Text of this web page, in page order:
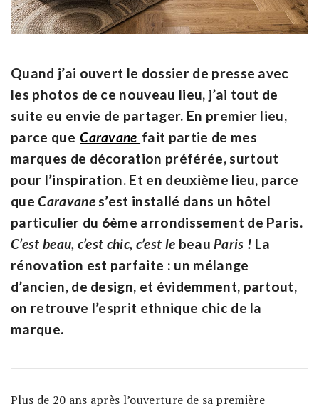
Quand j’ai ouvert le dossier de presse avec
les photos de ce nouveau lieu, j’ai tout de
suite eu envie de partager. En premier lieu,
parce que Caravane fait partie de mes
marques de décoration préférée, surtout
pour l’inspiration. Et en deuxième lieu, parce
que Caravane s’est installé dans un hôtel
particulier du 6ème arrondissement de Paris.
C’est beau, c’est chic, c’est le beau Paris ! La
rénovation est parfaite : un mélange
d’ancien, de design, et évidemment, partout,
on retrouve l’esprit ethnique chic de la
marque.
Plus de 20 ans après l’ouverture de sa première